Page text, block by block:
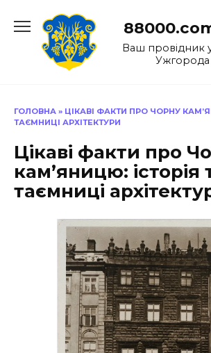
до
Ваш провідник
Ужгорода
ГОЛОВНА » ЦІКАВІ ФАКТИ ПРО ЧОРНУ
ТАЄМНИЦІ АРХІТЕКТУРИ
Цікаві факти про
кам’яницю: історія
таємниці